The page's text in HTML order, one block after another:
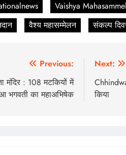
Vaishya
वैश्य महासम्मेलन संकल्प
Previous:
मंदिर : 108 मटकियों में
भगवती का महाअभिषेक
Next:
किया